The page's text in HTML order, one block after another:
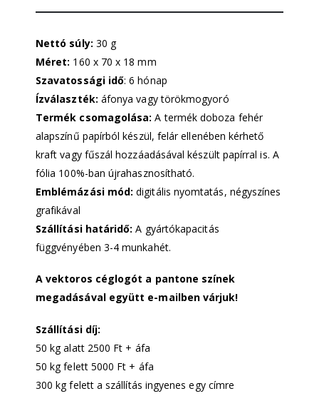
Nettó súly: 30 g
Méret: 160 x 70 x 18 mm
Szavatossági idő: 6 hónap
Ízválaszték: áfonya vagy törökmogyoró
Termék csomagolása: A termék doboza fehér
alapszínű papírból készül, felár ellenében kérhető
kraft vagy fűszál hozzáadásával készült papírral is. A
fólia 100%-ban újrahasznosítható.
Emblémázási mód: digitális nyomtatás, négyszínes
grafikával
Szállítási határidő: A gyártókapacitás
függvényében 3-4 munkahét.
A vektoros céglogót a pantone színek
megadásával együtt e-mailben várjuk!
Szállítási díj:
50 kg alatt 2500 Ft + áfa
50 kg felett 5000 Ft + áfa
300 kg felett a szállítás ingyenes egy címre